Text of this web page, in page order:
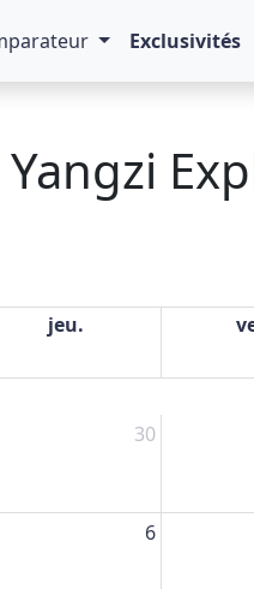
Exclusivités
jeu.
30
6